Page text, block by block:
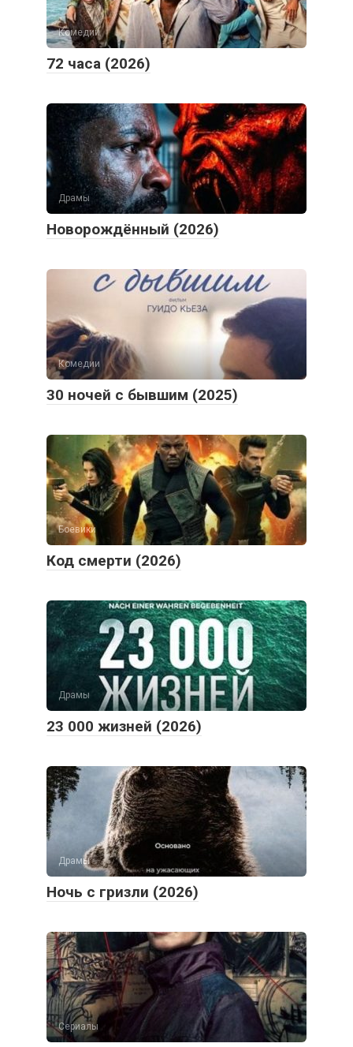
Комедии
72 часа (2026)
Драмы
Новорождённый (2026)
Комедии
30 ночей с бывшим (2025)
Боевики
Код смерти (2026)
Драмы
23 000 жизней (2026)
Драмы
Ночь с гризли (2026)
Сериалы